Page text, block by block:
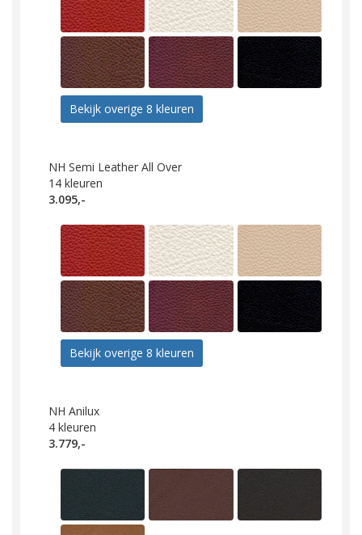
Bekijk overige 8 kleuren
NH Semi Leather All Over
14 kleuren
3.095,-
Bekijk overige 8 kleuren
NH Anilux
4 kleuren
3.779,-